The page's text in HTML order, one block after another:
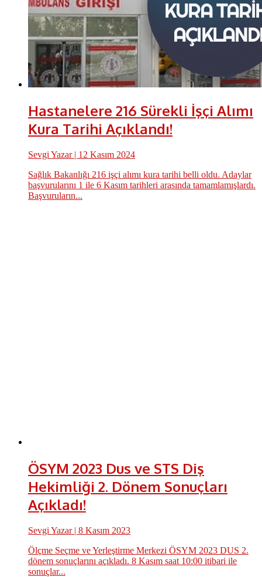
Hastanelere 216 Sürekli İşçi Alımı
Kura Tarihi Açıklandı!
Sevgi Yazar| 12 Kasım 2024
Sağlık Bakanlığı 216 işçi alımı kura tarihi belli oldu. Adaylar
başvurularını 1 ile 6 Kasım tarihleri arasında tamamlamışlardı.
Başvuruların...
ÖSYM 2023 Dus ve STS Diş
Hekimliği 2. Dönem Sonuçları
Açıkladı!
Sevgi Yazar| 8 Kasım 2023
Ölçme Seçme ve Yerleştirme Merkezi ÖSYM 2023 DUS 2.
dönem sonuçlarını açıkladı. 8 Kasım saat 10:00 itibari ile
sonuçlar...